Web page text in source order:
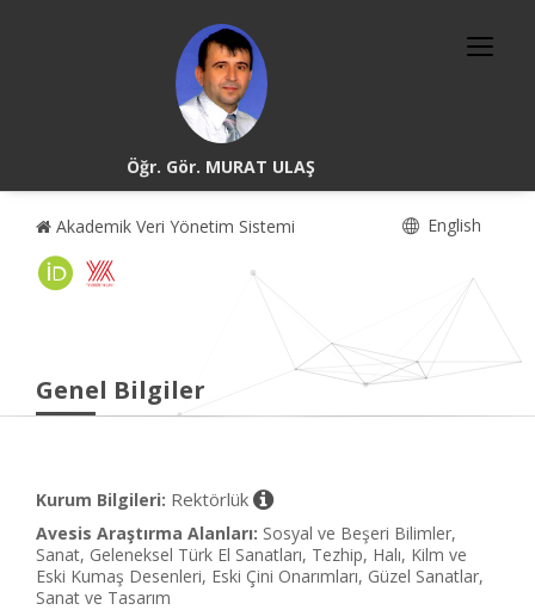
Öğr. Gör. MURAT ULAŞ
Akademik Veri Yönetim Sistemi English
Genel Bilgiler
Kurum Bilgileri: Rektörlük
Avesis Araştırma Alanları: Sosyal ve Beşeri Bilimler,
Sanat, Geleneksel Türk El Sanatları, Tezhip, Halı, Kilm ve
Eski Kumaş Desenleri, Eski Çini Onarımları, Güzel Sanatlar,
Sanat ve Tasarım